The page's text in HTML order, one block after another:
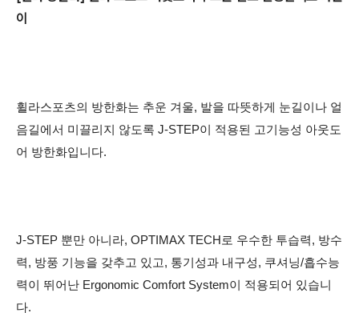
이
휠라스포츠의 방한화는 추운 겨울, 발을 따뜻하게 눈길이나 얼
음길에서 미끌리지 않도록 J-STEP이 적용된 고기능성 아웃도
어 방한화입니다.
J-STEP 뿐만 아니라, OPTIMAX TECH로 우수한 투습력, 방수
력, 방풍 기능을 갖추고 있고, 통기성과 내구성, 쿠셔닝/흡수능
력이 뛰어난 Ergonomic Comfort System이 적용되어 있습니
다.